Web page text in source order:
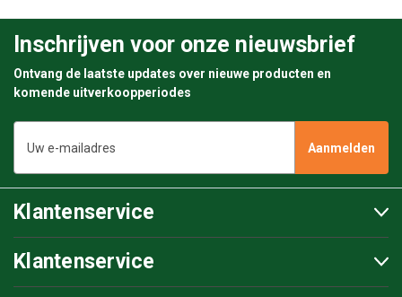
Inschrijven voor onze nieuwsbrief
Ontvang de laatste updates over nieuwe producten en
komende uitverkoopperiodes
mailadres
Klantenservice
Klantenservice